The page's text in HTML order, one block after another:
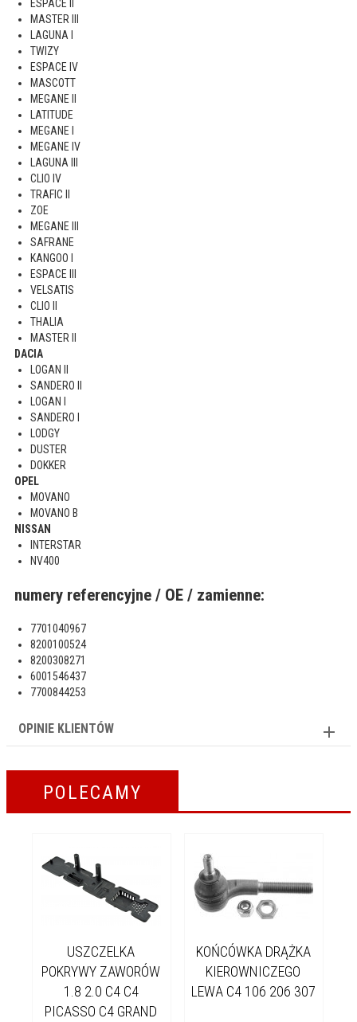
ESPACE II
MASTER III
LAGUNA I
TWIZY
ESPACE IV
MASCOTT
MEGANE II
LATITUDE
MEGANE I
MEGANE IV
LAGUNA III
CLIO IV
TRAFIC II
ZOE
MEGANE III
SAFRANE
KANGOO I
ESPACE III
VELSATIS
CLIO II
THALIA
MASTER II
DACIA
LOGAN II
SANDERO II
LOGAN I
SANDERO I
LODGY
DUSTER
DOKKER
OPEL
MOVANO
MOVANO B
NISSAN
INTERSTAR
NV400
numery referencyjne / OE / zamienne:
7701040967
8200100524
8200308271
6001546437
7700844253
OPINIE KLIENTÓW
POLECAMY
USZCZELKA
POKRYWY ZAWORÓW
1.8 2.0 C4 C4
PICASSO C4 GRAND
KOŃCÓWKA DRĄŻKA
KIEROWNICZEGO
LEWA C4 106 206 307